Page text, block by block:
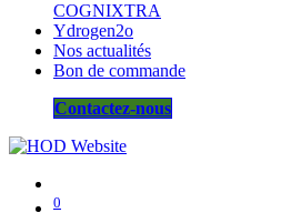
COGNIXTRA
Ydrogen2o
Nos actualités
Bon de commande
Contactez-nous
0